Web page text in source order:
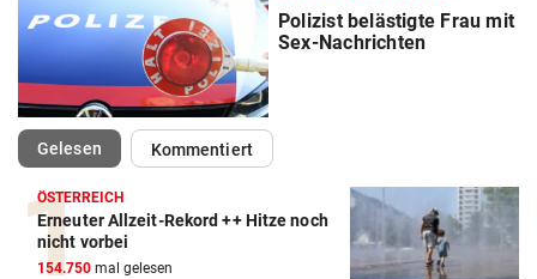
Polizist belästigte Frau mit
Sex-Nachrichten
Gelesen(ausgewählt)Kommentiert
ÖSTERREICH
Erneuter Allzeit-Rekord ++ Hitze noch
nicht vorbei
154.750 mal gelesen